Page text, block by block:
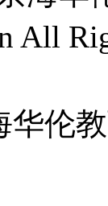
All
伦